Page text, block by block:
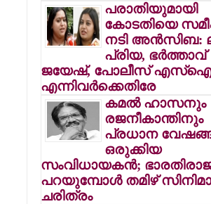
പരാതിയുമായി
കോടതിയെ
നടി അന്‍സിബ:
പ്രിയ, ഭര്‍ത്താവ്
ജയേഷ്, പോലീസ്
എന്നിവര്‍ക്കെതിരേ
കമല്‍ ഹാസനും
രജനീകാന്തിനും
പ്രധാന
ഒരുക്കിയ
സംവിധായകന്‍; ഭാരതിരാജ
പറയുമ്പോള്‍ തമിഴ്
ചരിത്രം